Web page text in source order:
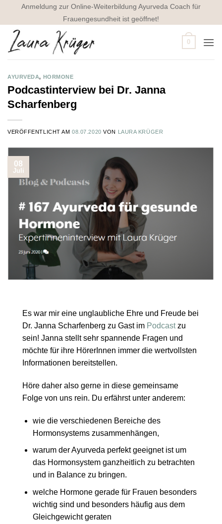
springen
Anmeldung zur Online-Weiterbildung Ayurveda Coach für
Frauengesundheit ist geöffnet!
0
AYURVEDA, HORMONE
Podcastinterview bei Dr. Janna
Scharfenberg
VERÖFFENTLICHT AM08.07.2020 VON LAURA KRÜGER
08
Juli
Es war mir eine unglaubliche Ehre und Freude bei
Dr. Janna Scharfenberg zu Gast im Podcastzu
sein! Janna stellt sehr spannende Fragen und
möchte für ihre HörerInnen immer die wertvollsten
Informationen bereitstellen.
Höre daher also gerne in diese gemeinsame
Folge von uns rein. Du erfährst unter anderem:
wie die verschiedenen Bereiche des
Hormonsystems zusammenhängen,
warum der Ayurveda perfekt geeignet ist um
das Hormonsystem ganzheitlich zu betrachten
und in Balance zu bringen.
welche Hormone gerade für Frauen besonders
wichtig sind und besonders häufig aus dem
Gleichgewicht geraten